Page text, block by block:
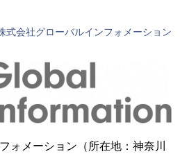
式会社グローバルインフォメーション
ォメーション（所在地：神奈川